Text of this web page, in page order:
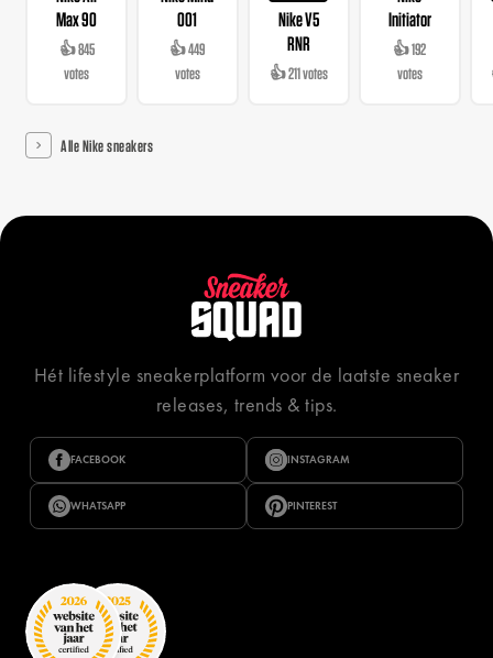
Max 90
👍 845
votes
001
👍 449
votes
Nike V5
RNR
👍 211 votes
Initiator
👍 192
votes
Alle Nike sneakers
Hét lifestyle sneakerplatform voor de laatste sneaker
releases, trends & tips.
FACEBOOK INSTAGRAM
WHATSAPP PINTEREST